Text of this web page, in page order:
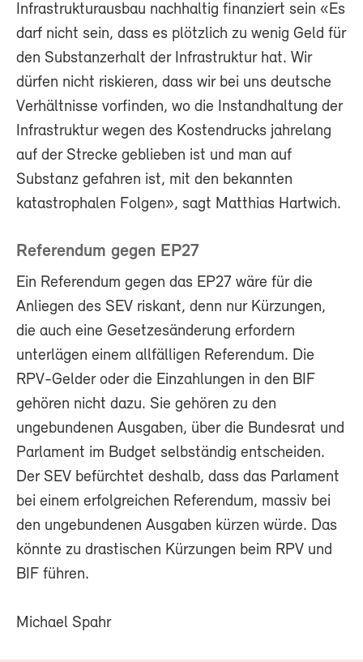
Infrastrukturausbau nachhaltig finanziert sein «Es
darf nicht sein, dass es plötzlich zu wenig Geld für
den Substanzerhalt der Infrastruktur hat. Wir
dürfen nicht riskieren, dass wir bei uns deutsche
Verhältnisse vorfinden, wo die Instandhaltung der
Infrastruktur wegen des Kostendrucks jahrelang
auf der Strecke geblieben ist und man auf
Substanz gefahren ist, mit den bekannten
katastrophalen Folgen», sagt Matthias Hartwich.
Referendum gegen EP27
Ein Referendum gegen das EP27 wäre für die
Anliegen des SEV riskant, denn nur Kürzungen,
die auch eine Gesetzesänderung erfordern
unterlägen einem allfälligen Referendum. Die
RPV-Gelder oder die Einzahlungen in den BIF
gehören nicht dazu. Sie gehören zu den
ungebundenen Ausgaben, über die Bundesrat und
Parlament im Budget selbständig entscheiden.
Der SEV befürchtet deshalb, dass das Parlament
bei einem erfolgreichen Referendum, massiv bei
den ungebundenen Ausgaben kürzen würde. Das
könnte zu drastischen Kürzungen beim RPV und
BIF führen.
Michael Spahr